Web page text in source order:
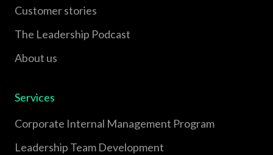
Customer stories
The Leadership Podcast
About us
Services
Corporate Internal Management Program
Leadership Team Development